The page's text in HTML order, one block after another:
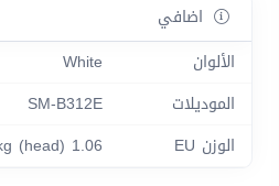
اضافي
الألوان
White
الموديلات
SM-B312E
الوزن EU
1.06 W/kg (head)